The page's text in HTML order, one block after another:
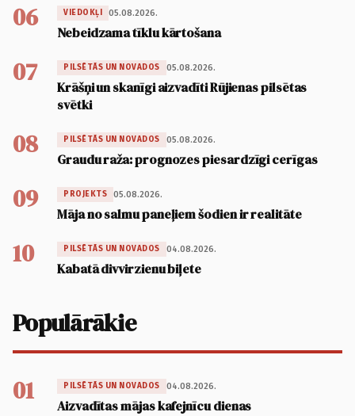
06 VIEDOKĻI 05.08.2026.
Nebeidzama tīklu kārtošana
07 PILSĒTĀS UN NOVADOS 05.08.2026.
Krāšņi un skanīgi aizvadīti Rūjienas pilsētas
svētki
08 PILSĒTĀS UN NOVADOS 05.08.2026.
Graudu raža: prognozes piesardzīgi cerīgas
09 PROJEKTS 05.08.2026.
Māja no salmu paneļiem šodien ir realitāte
10 PILSĒTĀS UN NOVADOS 04.08.2026.
Kabatā divvirzienu biļete
Populārākie
01 PILSĒTĀS UN NOVADOS 04.08.2026.
Aizvadītas mājas kafejnīcu dienas